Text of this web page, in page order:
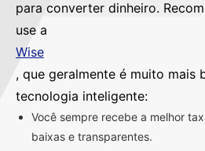
para converter dinheiro.
use a
Wise
, que geralmente é muito mais
tecnologia inteligente:
Você sempre recebe a melhor
baixas e transparentes.